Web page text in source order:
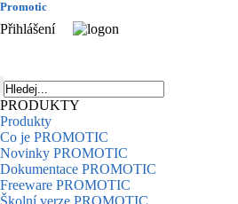
Promotic
Přihlášení
PRODUKTY
Produkty
Co je PROMOTIC
Novinky PROMOTIC
Dokumentace PROMOTIC
Freeware PROMOTIC
Školní verze PROMOTIC